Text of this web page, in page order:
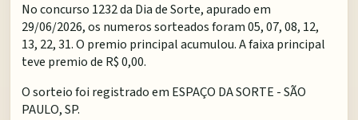
No concurso 1232 da Dia de Sorte, apurado em
29/06/2026, os numeros sorteados foram 05, 07, 08, 12,
13, 22, 31. O premio principal acumulou. A faixa principal
teve premio de R$ 0,00.
O sorteio foi registrado em ESPAÇO DA SORTE - SÃO
PAULO, SP.